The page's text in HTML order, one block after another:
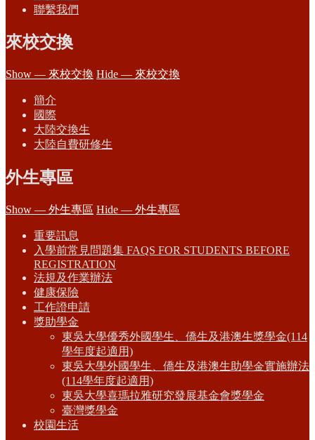
聯繫我們
來校交換
Show — 來校交換 Hide — 來校交換
簡介
國際
大陸交換生
大陸自費研修生
外生專區
Show — 外生專區 Hide — 外生專區
重要訊息
入學前常見問題集 FAQS FOR STUDENTS BEFORE
REGISTRATION
法規及作業辦法
健康保險
工作證申請
獎助學金
東吳大學優秀外國學生、僑生及港澳生獎學金(114
學年度起適用)
東吳大學外國學生、僑生及港澳生助學金實施辦法
(114學年度起適用)
東吳大學喜瑪拉雅研究發展基金會獎學金
臺灣獎學金
校園生活